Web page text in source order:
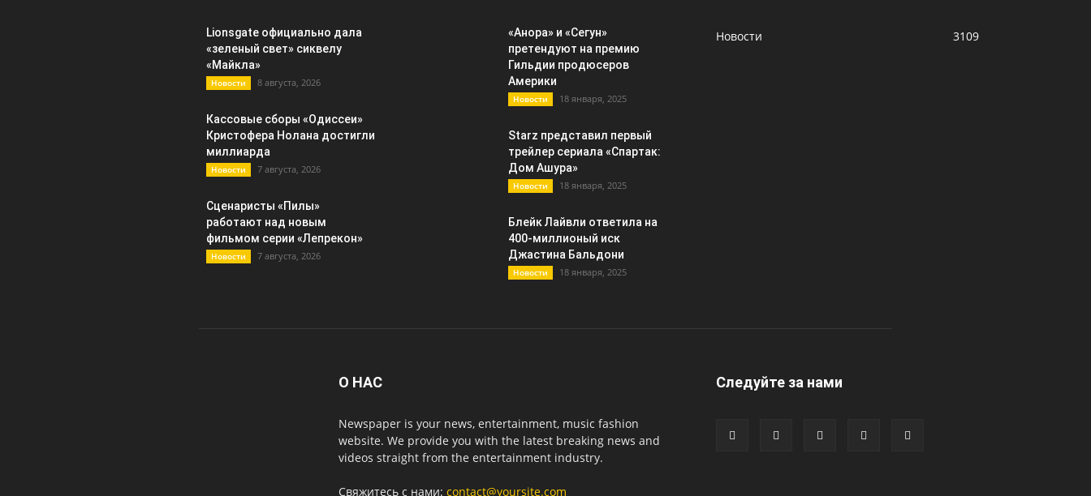
Lionsgate официально дала
«зеленый свет» сиквелу
«Майкла»
Новости 8 августа, 2026
Кассовые сборы «Одиссеи»
Кристофера Нолана достигли
миллиарда
Новости 7 августа, 2026
Сценаристы «Пилы»
работают над новым
фильмом серии «Лепрекон»
Новости 7 августа, 2026
«Анора» и «Сегун»
претендуют на премию
Гильдии продюсеров
Америки
Новости 18 января, 2025
Starz представил первый
трейлер сериала «Спартак:
Дом Ашура»
Новости 18 января, 2025
Блейк Лайвли ответила на
400-миллионый иск
Джастина Бальдони
Новости 18 января, 2025
Новости 3109
О НАС
Newspaper is your news, entertainment, music fashion
website. We provide you with the latest breaking news and
videos straight from the entertainment industry.
Свяжитесь с нами: contact@yoursite.com
Следуйте за нами